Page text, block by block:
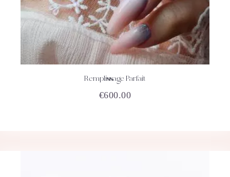
Remplissage Parfait
€600.00